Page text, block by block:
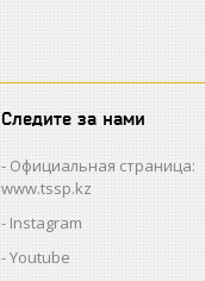
Следите за нами
Официальная страница:
www.tssp.kz
Instagram
Youtube